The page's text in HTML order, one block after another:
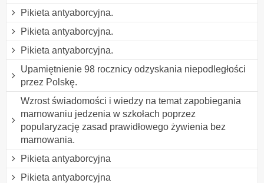
Pikieta antyaborcyjna.
Pikieta antyaborcyjna.
Pikieta antyaborcyjna.
Upamiętnienie 98 rocznicy odzyskania niepodległości
przez Polskę.
Wzrost świadomości i wiedzy na temat zapobiegania
marnowaniu jedzenia w szkołach poprzez
popularyzację zasad prawidłowego żywienia bez
marnowania.
Pikieta antyaborcyjna
Pikieta antyaborcyjna